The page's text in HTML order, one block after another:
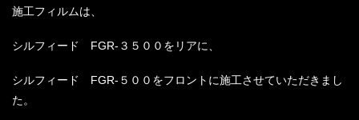
施工フィルムは、
シルフィード FGR-３５００をリアに、
シルフィード FGR-５００をフロントに施工させていただきまし
た。